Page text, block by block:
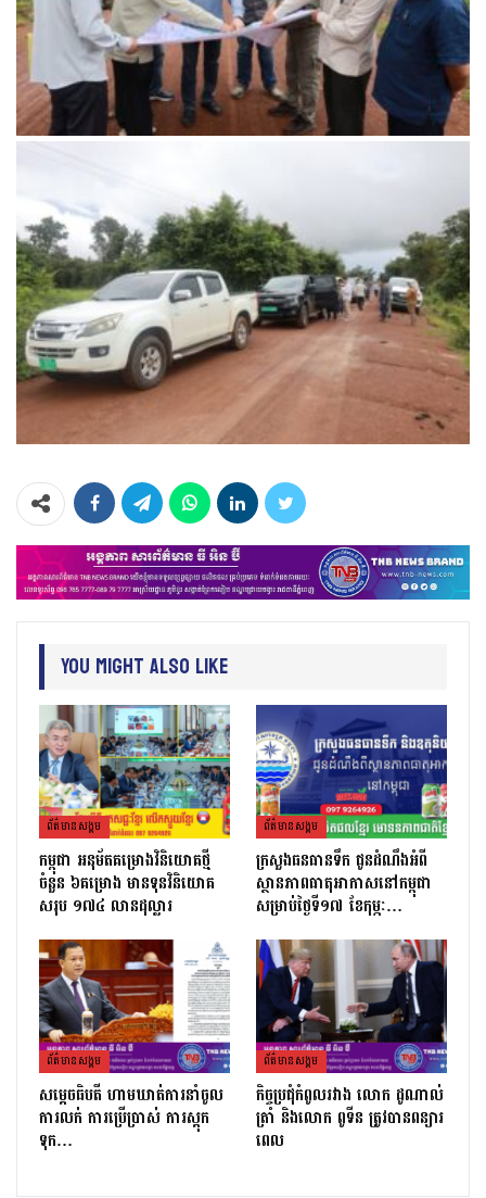
You Might Also Like
ព័ត៌មាន​សង្គម
កម្ពុជា អនុម័តគម្រោងវិនិយោគថ្មី
ចំនួន ៦គម្រោង មានទុនវិនិយោគ
សរុប ១៧៤ លានដុល្លារ
ព័ត៌មាន​សង្គម
ក្រសួងធនធានទឹក ជូនដំណឹងអំពី
ស្ថានភាពធាតុអាកាសនៅកម្ពុជា
សម្រាប់ថ្ងៃទី១៧ ខែកុម្ភៈ…
ព័ត៌មាន​សង្គម
សម្ដេចធិបតី ហាមឃាត់ការនាំចូល
ការលក់ ការប្រើប្រាស់ ការស្តុក
ទុក…
ព័ត៌មាន​សង្គម
កិច្ចប្រជុំកំពូលរវាង លោក ដូណាល់
ត្រាំ និងលោក ពូទីន ត្រូវបានពន្យារ
ពេល